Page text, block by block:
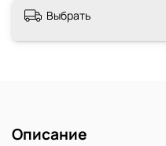
Выбрать
Описание